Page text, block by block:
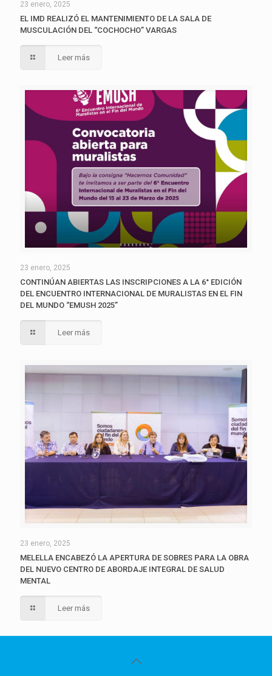
23 enero, 2025
EL IMD REALIZÓ EL MANTENIMIENTO DE LA SALA DE
MUSCULACIÓN DEL “COCHOCHO” VARGAS
Leer más
23 enero, 2025
CONTINÚAN ABIERTAS LAS INSCRIPCIONES A LA 6° EDICIÓN
DEL ENCUENTRO INTERNACIONAL DE MURALISTAS EN EL FIN
DEL MUNDO “EMUSH 2025”
Leer más
23 enero, 2025
MELELLA ENCABEZÓ LA APERTURA DE SOBRES PARA LA OBRA
DEL NUEVO CENTRO DE ABORDAJE INTEGRAL DE SALUD
MENTAL
Leer más